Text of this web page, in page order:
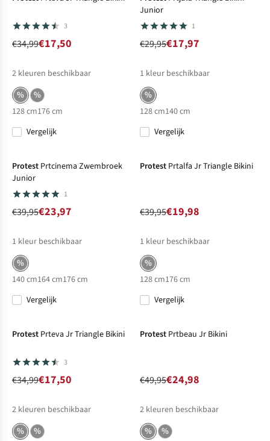
3
€34,99€17,50
2 kleuren beschikbaar
%
%
128 cm176 cm
Vergelijk
Junior
1
€29,95€17,97
1 kleur beschikbaar
%
128 cm140 cm
Vergelijk
Protest Prtcinema Zwembroek
Junior
1
€39,95€23,97
1 kleur beschikbaar
%
140 cm164 cm176 cm
Vergelijk
Protest Prtalfa Jr Triangle Bikini
€39,95€19,98
1 kleur beschikbaar
%
128 cm176 cm
Vergelijk
Protest Prteva Jr Triangle Bikini
3
€34,99€17,50
2 kleuren beschikbaar
%
%
Protest Prtbeau Jr Bikini
€49,95€24,98
2 kleuren beschikbaar
%
%